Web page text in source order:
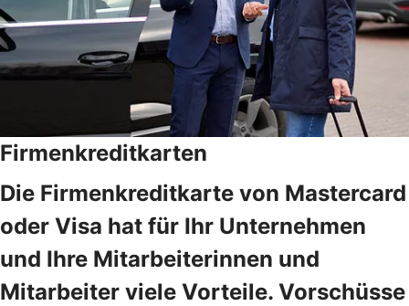
Firmenkreditkarten
Die Firmenkreditkarte von Mastercard
oder Visa hat für Ihr Unternehmen
und Ihre Mitarbeiterinnen und
Mitarbeiter viele Vorteile. Vorschüsse